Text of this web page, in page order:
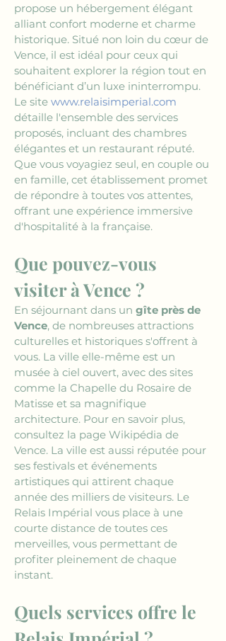
propose un hébergement élégant
alliant confort moderne et charme
historique. Situé non loin du cœur de
Vence, il est idéal pour ceux qui
souhaitent explorer la région tout en
bénéficiant d’un luxe ininterrompu.
Le site www.relaisimperial.com
détaille l'ensemble des services
proposés, incluant des chambres
élégantes et un restaurant réputé.
Que vous voyagiez seul, en couple ou
en famille, cet établissement promet
de répondre à toutes vos attentes,
offrant une expérience immersive
d'hospitalité à la française.
Que pouvez-vous
visiter à Vence ?
En séjournant dans un gîte près de
Vence, de nombreuses attractions
culturelles et historiques s'offrent à
vous. La ville elle-même est un
musée à ciel ouvert, avec des sites
comme la Chapelle du Rosaire de
Matisse et sa magnifique
architecture. Pour en savoir plus,
consultez la page Wikipédia de
Vence. La ville est aussi réputée pour
ses festivals et événements
artistiques qui attirent chaque
année des milliers de visiteurs. Le
Relais Impérial vous place à une
courte distance de toutes ces
merveilles, vous permettant de
profiter pleinement de chaque
instant.
Quels services offre le